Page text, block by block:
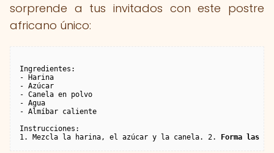
sorprende a tus invitados con este postre
africano único:
Ingredientes:
- Harina
- Azúcar
- Canela en polvo
- Agua
- Almíbar caliente
Instrucciones:
1. Mezcla la harina, el azúcar y la canela. 2.
Forma las